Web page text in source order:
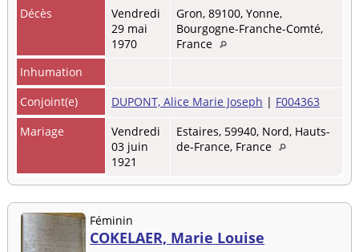
Décès
Vendredi
29 mai
1970
Gron, 89100, Yonne,
Bourgogne-Franche-Comté,
France
Inhumation
Conjoint(e)
DUPONT, Alice Marie Joseph | F004363
Mariage
Vendredi
03 juin
1921
Estaires, 59940, Nord, Hauts-
de-France, France
Féminin
COKELAER, Marie Louise